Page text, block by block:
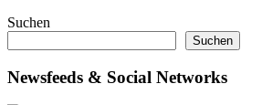
Suchen
Suchen
Newsfeeds & Social Networks